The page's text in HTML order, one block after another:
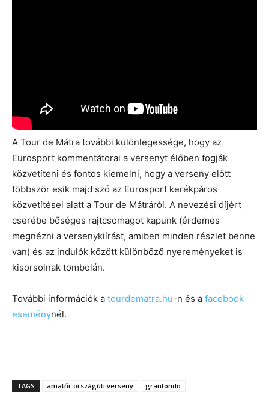
A Tour de Mátra további különlegessége, hogy az
Eurosport kommentátorai a versenyt élőben fogják
közvetíteni és fontos kiemelni, hogy a verseny előtt
többször esik majd szó az Eurosport kerékpáros
közvetítései alatt a Tour de Mátráról. A nevezési díjért
cserébe bőséges rajtcsomagot kapunk (érdemes
megnézni a versenykiírást, amiben minden részlet benne
van) és az indulók között különböző nyereményeket is
kisorsolnak tombolán.
További információk a tourdematra.hu-n és a facebook
eseménynél.
TAGS amatőr országúti verseny
granfondo